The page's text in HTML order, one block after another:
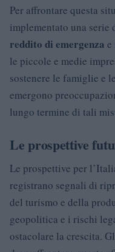
Per affrontare questa
implementato una serie
reddito di emergenza e
le piccole e medie
sostenere le famiglie e
emergono
lungo termine di tali
Le prospettive
Le prospettive per
registrano segnali di
del turismo e della
geopolitica e i rischi
ostacolare la crescita.